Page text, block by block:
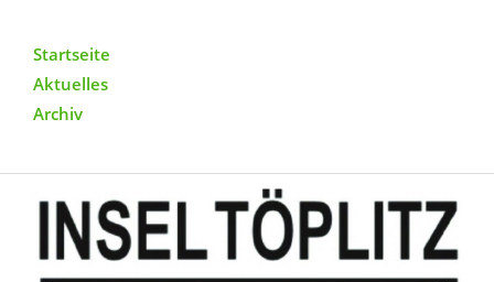
Startseite
Aktuelles
Archiv